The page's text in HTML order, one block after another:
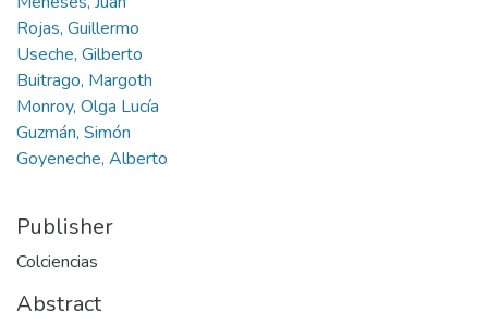
Rojas, Guillermo
Useche, Gilberto
Buitrago, Margoth
Monroy, Olga Lucía
Guzmán, Simón
Goyeneche, Alberto
Publisher
Colciencias
Abstract